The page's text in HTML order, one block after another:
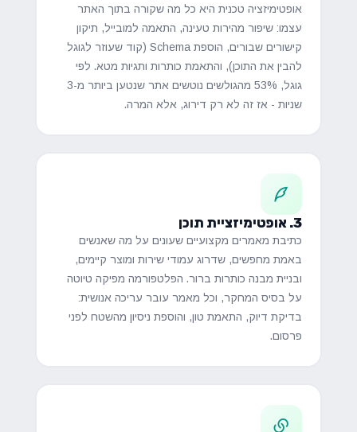
אופטימיזציה טכנית היא כל מה שקורה בתוך האתר
עצמו: שיפור מהירות טעינה, התאמה למובייל, תיקון
קישורים שבורים, הוספת Schema (קוד שעוזר לגוגל
להבין את התוכן), והתאמת כותרות ותגיות מטא. לפי
גוגל, 53% מהגולשים נוטשים אתר שנטען ביותר מ-3
שניות - אז זה לא רק דירוג, אלא המרה.
3. אופטימיזציית תוכן
כתיבת מאמרים מקצועיים שעונים על מה שאנשים
באמת מחפשים, שדרוג עמודי שירות ומוצר קיימים,
ובניית מבנה כותרות ברור. הפלטפורמה מפיקה טיוטה
על בסיס המחקר, וכל מאמר עובר עריכה אנושית:
בדיקת דיוק, התאמת טון, והוספת ניסיון מהשטח לפני
פרסום.